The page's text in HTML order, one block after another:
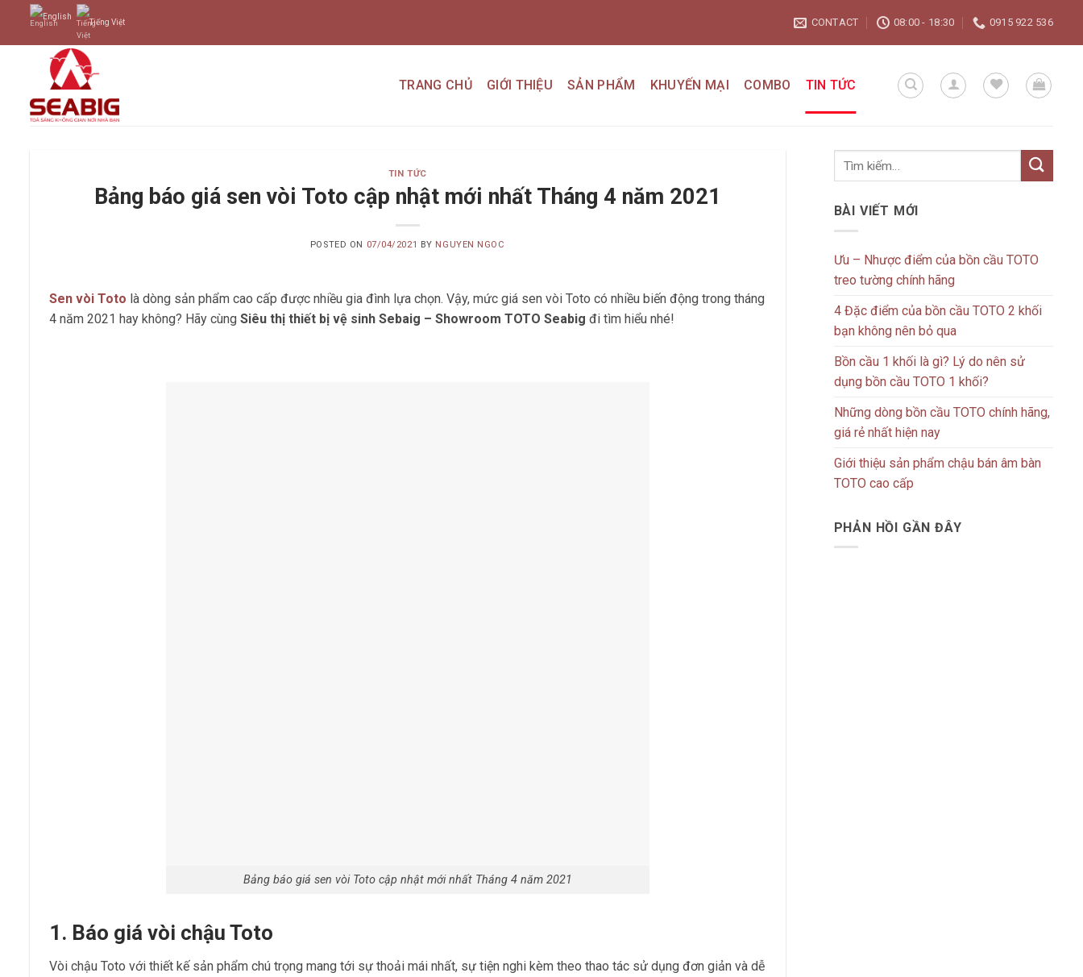
content
English
Tiếng Việt CONTACT 08:00 - 18:30 0915 922 536
TRANG CHỦ GIỚI THIỆU SẢN PHẨM KHUYẾN MẠI COMBO TIN TỨC
TIN TỨC
Bảng báo giá sen vòi Toto cập nhật mới nhất Tháng 4 năm 2021
POSTED ON 07/04/2021 BY NGUYEN NGOC
Sen vòi Toto là dòng sản phẩm cao cấp được nhiều gia đình lựa chọn. Vậy, mức giá sen vòi Toto có nhiều biến động trong tháng
4 năm 2021 hay không? Hãy cùng Siêu thị thiết bị vệ sinh Sebaig – Showroom TOTO Seabig đi tìm hiểu nhé!
Bảng báo giá sen vòi Toto cập nhật mới nhất Tháng 4 năm 2021
1. Báo giá vòi chậu Toto
Vòi chậu Toto với thiết kế sản phẩm chú trọng mang tới sự thoải mái nhất, sự tiện nghi kèm theo thao tác sử dụng đơn giản và dễ
BÀI VIẾT MỚI
Ưu – Nhược điểm của bồn cầu TOTO
treo tường chính hãng
4 Đặc điểm của bồn cầu TOTO 2 khối
bạn không nên bỏ qua
Bồn cầu 1 khối là gì? Lý do nên sử
dụng bồn cầu TOTO 1 khối?
Những dòng bồn cầu TOTO chính hãng,
giá rẻ nhất hiện nay
Giới thiệu sản phẩm chậu bán âm bàn
TOTO cao cấp
PHẢN HỒI GẦN ĐÂY